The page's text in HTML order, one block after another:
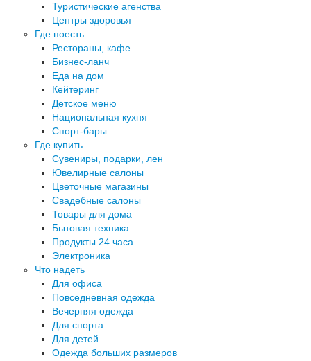
Туристические агенства
Центры здоровья
Где поесть
Рестораны, кафе
Бизнес-ланч
Еда на дом
Кейтеринг
Детское меню
Национальная кухня
Спорт-бары
Где купить
Сувениры, подарки, лен
Ювелирные салоны
Цветочные магазины
Свадебные салоны
Товары для дома
Бытовая техника
Продукты 24 часа
Электроника
Что надеть
Для офиса
Повседневная одежда
Вечерняя одежда
Для спорта
Для детей
Одежда больших размеров